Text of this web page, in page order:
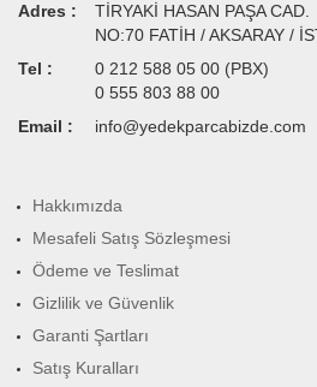
Adres :
TİRYAKİ HASAN PAŞA CAD.
NO:70 FATİH / AKSARAY /
Tel :
0 212 588 05 00 (PBX)
0 555 803 88 00
Email :
info@yedekparcabizde.com
Hakkımızda
Mesafeli Satış Sözleşmesi
Ödeme ve Teslimat
Gizlilik ve Güvenlik
Garanti Şartları
Satış Kuralları